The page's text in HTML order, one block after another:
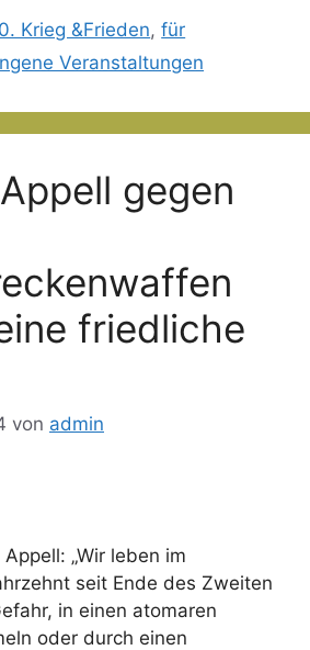
Krieg &Frieden,für
Veranstaltungen
gegen
friedliche
von admin
„Wir leben im
seit Ende des Zweiten
in einen atomaren
oder durch einen